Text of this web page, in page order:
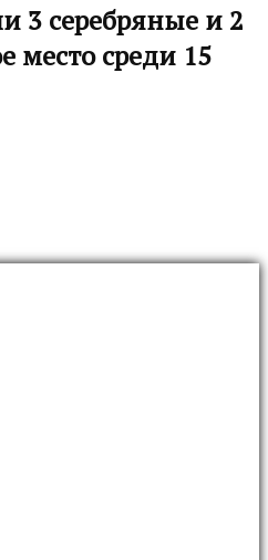
3 серебряные и 2
место среди 15